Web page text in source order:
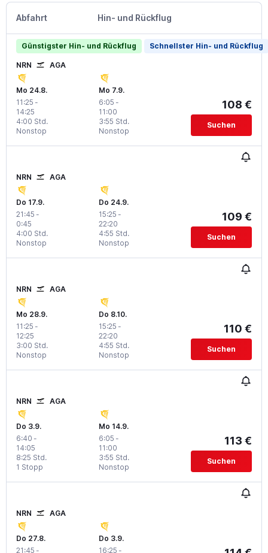
Abfahrt Hin- und Rückflug
Günstigster Hin- und Rückflug Schnellster Hin- und Rückflug
NRN AGA
Mo 24.8.
11:25 -
14:25
Nonstop
4:00 Std.
Mo 7.9.
6:05 -
11:00
Nonstop
3:55 Std.
108 €
Suchen
NRN AGA
Do 17.9.
21:45 -
0:45
Nonstop
4:00 Std.
Do 24.9.
15:25 -
22:20
Nonstop
4:55 Std.
109 €
Suchen
NRN AGA
Mo 28.9.
11:25 -
12:25
Nonstop
3:00 Std.
Do 8.10.
15:25 -
22:20
Nonstop
4:55 Std.
110 €
Suchen
NRN AGA
Do 3.9.
6:40 -
14:05
1 Stopp
8:25 Std.
Mo 14.9.
6:05 -
11:00
Nonstop
3:55 Std.
113 €
Suchen
NRN AGA
Do 27.8.
21:45 -
Do 3.9.
16:25 -